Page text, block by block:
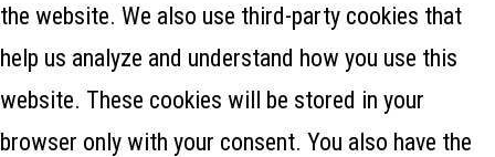
the website. We also use third-party cookies that
help us analyze and understand how you use this
website. These cookies will be stored in your
browser only with your consent. You also have the